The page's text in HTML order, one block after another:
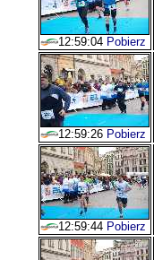
12:59:04 Pobierz
12:59:26 Pobierz
12:59:44 Pobierz